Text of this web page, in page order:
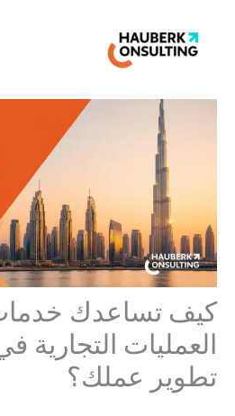
كيف تساعدك
العمليات التجارية
تطوير عملك؟